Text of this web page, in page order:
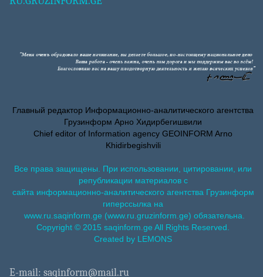
Главный редактор Информационно-аналитического агентства
Грузинформ Арно Хидирбегишвили
Chief editor of Information agency GEOINFORM Arno
Khidirbegishvili
Все права защищены. При использовании, цитировании, или
републикации материалов с
сайта информационно-аналитического агентства Грузинформ
гиперссылка на
www.ru.saqinform.ge (www.ru.gruzinform.ge) обязательна.
Copyright © 2015 saqinform.ge All Rights Reserved.
Created by LEMONS
E-mail: saqinform@mail.ru